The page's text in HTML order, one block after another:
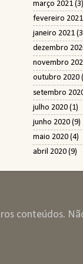
março 2021 (3)
fevereiro 2021
janeiro 2021
dezembro
novembro
outubro 2020
setembro
julho 2020 (1)
junho 2020 (9)
maio 2020 (4)
abril 2020 (9)
conteúdos.